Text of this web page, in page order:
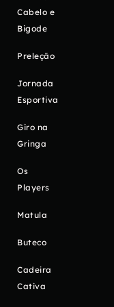
Cabelo e
Bigode
Preleção
Jornada
Esportiva
Giro na
Gringa
Os
Players
Matula
Buteco
Cadeira
Cativa